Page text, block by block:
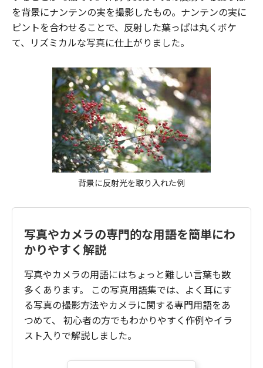
背景に反射光を取り入れた例
を背景にナンテンの実を撮影したもの。ナンテンの実に
ピントを合わせることで、反射した葉っぱは丸くボケ
て、リズミカルな写真に仕上がりました。
写真やカメラの専門的な用語を簡単にわ
かりやすく解説
写真やカメラの用語にはちょっと難しい言葉も数
多くあります。 この写真用語集では、よく耳にす
る写真の撮影方法やカメラに関する専門用語をあ
つめて、 初心者の方でもわかりやすく作例やイラ
スト入りで解説しました。